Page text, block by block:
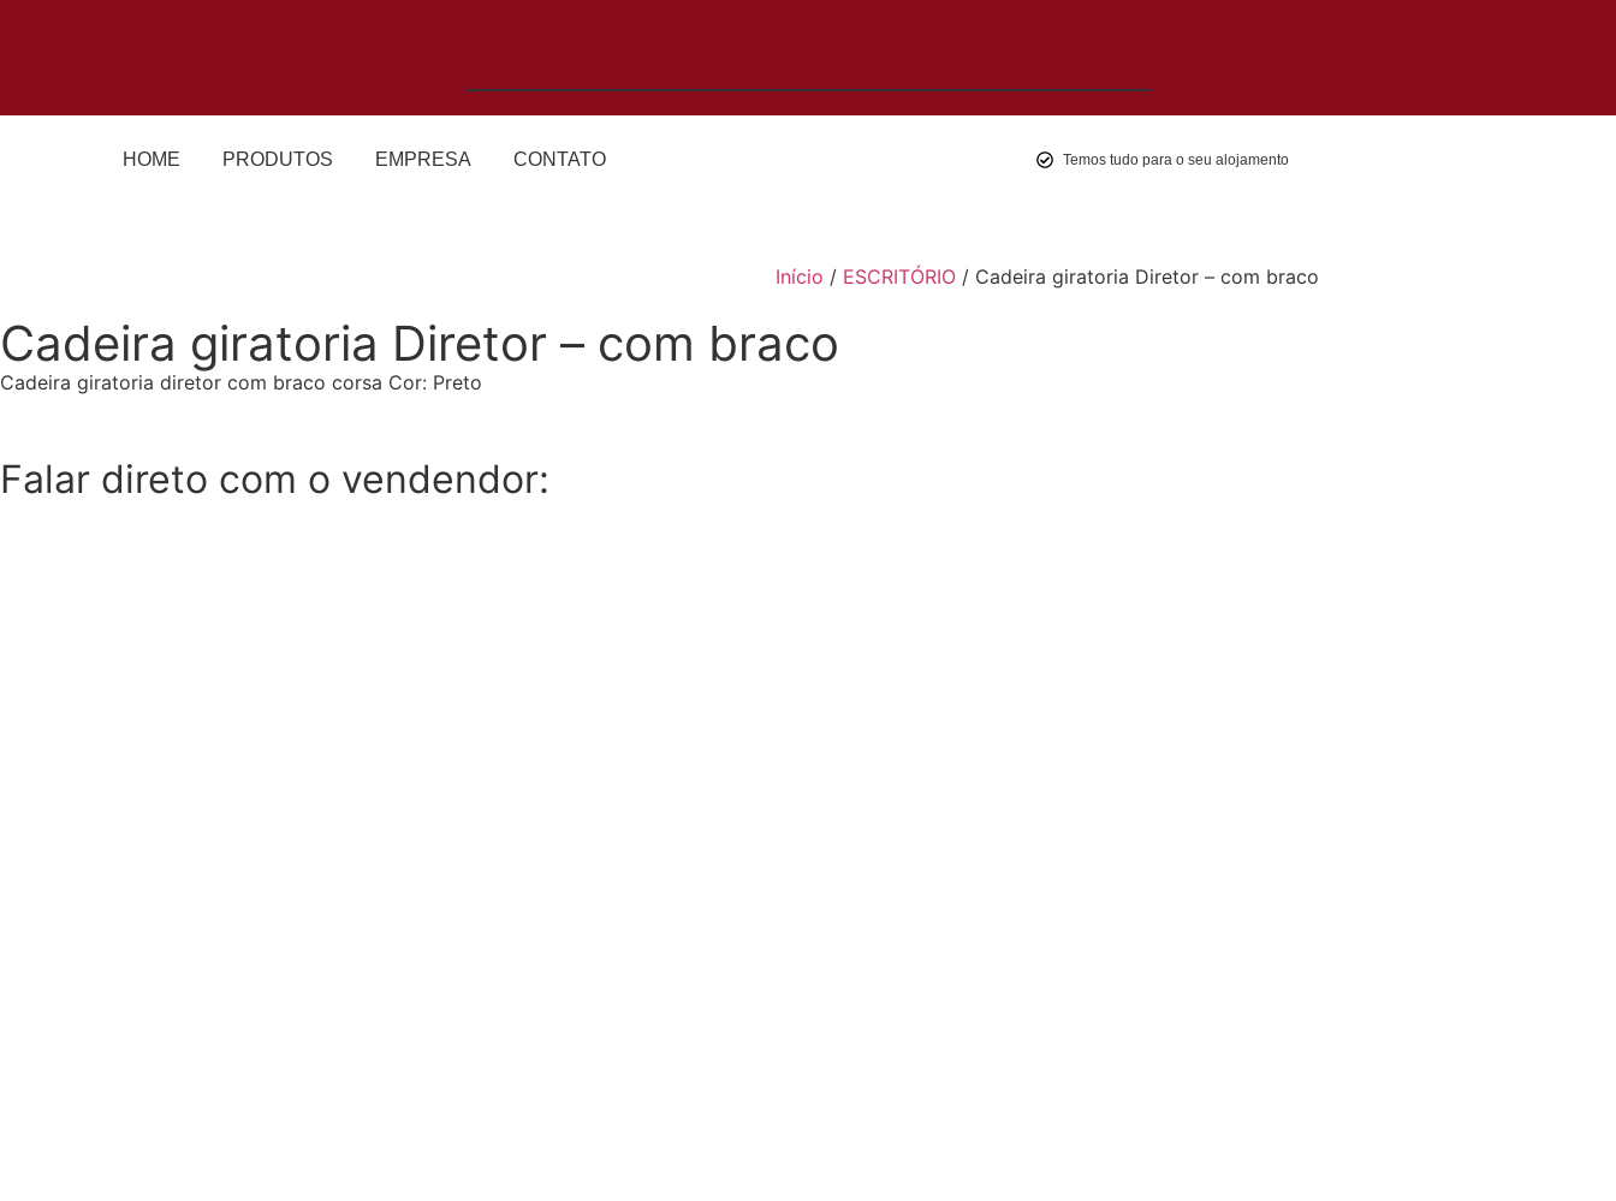
HOME PRODUTOS EMPRESA CONTATO Temos tudo para o seu alojamento
Início / ESCRITÓRIO / Cadeira giratoria Diretor – com braco
Cadeira giratoria Diretor – com braco
Cadeira giratoria diretor com braco corsa Cor: Preto
Falar direto com o vendendor: